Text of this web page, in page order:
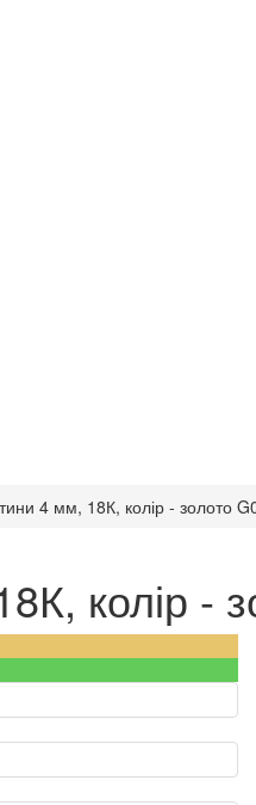
4 мм, 18К, колір - золото
колір -